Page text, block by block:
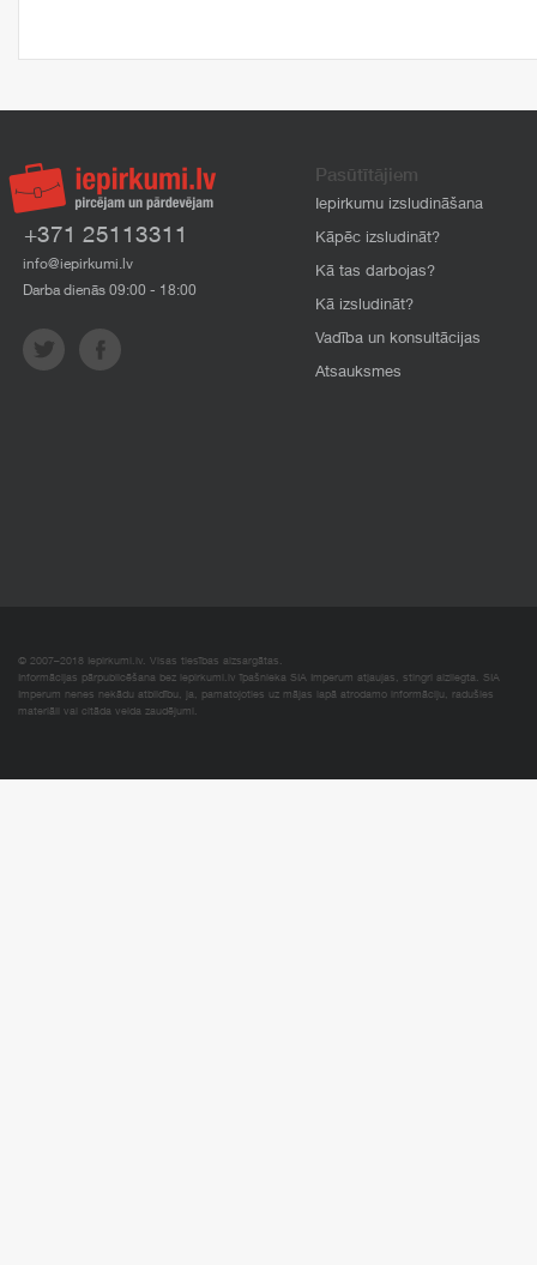
+371 25113311
info@iepirkumi.lv
Darba dienās 09:00 - 18:00
Pasūtītājiem
Iepirkumu izsludināšana
Kāpēc izsludināt?
Kā tas darbojas?
Kā izsludināt?
Vadība un konsultācijas
Atsauksmes
© 2007–2018 Iepirkumi.lv. Visas tiesības aizsargātas.
Informācijas pārpublicēšana bez iepirkumi.lv īpašnieka SIA Imperum atļaujas, stingri aizliegta. SIA
Imperum nenes nekādu atbildību, ja, pamatojoties uz mājas lapā atrodamo informāciju, radušies
materiāli vai citāda veida zaudējumi.